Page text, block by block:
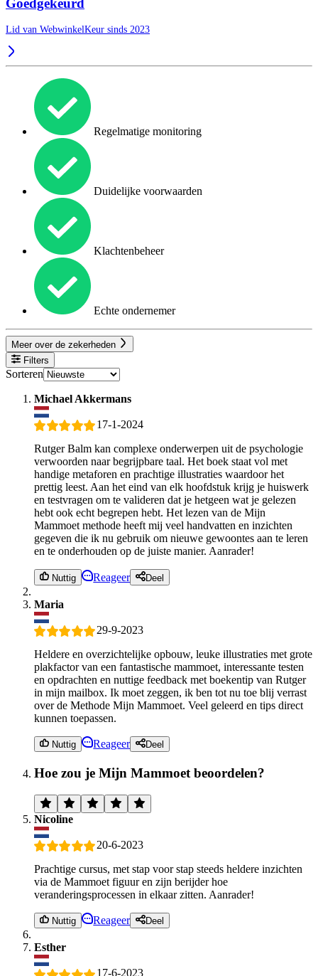
Lid van WebwinkelKeur sinds 2023
Regelmatige monitoring
Duidelijke voorwaarden
Klachtenbeheer
Echte ondernemer
Meer over de zekerheden
Filters
Sorteren
Michael Akkermans
17-1-2024
Rutger Balm kan complexe onderwerpen uit de psychologie
verwoorden naar begrijpbare taal. Het boek staat vol met
handige metaforen en prachtige illustraties waardoor het
prettig leest. Aan het eind van elk hoofdstuk krijg je huiswerk
en testvragen om te valideren dat je hetgeen wat je gelezen
hebt ook echt begrepen hebt. Het lezen van de Mijn
Mammoet methode heeft mij veel handvatten en inzichten
gegeven die ik nu gebruik om nieuwe gewoontes aan te leren
en te onderhouden op de juiste manier. Aanrader!
Nuttig Reageer Deel
Maria
29-9-2023
Heldere en overzichtelijke opbouw, leuke illustraties met grote
plakfactor van een fantastische mammoet, interessante testen
en opdrachten en nuttige feedback met boekentip van Rutger
in mijn mailbox. Ik moet zeggen, ik ben tot nu toe blij verrast
over de Methode Mijn Mammoet. Veel geleerd en tips direct
kunnen toepassen.
Nuttig Reageer Deel
Hoe zou je Mijn Mammoet beoordelen?
Nicoline
20-6-2023
Prachtige cursus, met stap voor stap steeds heldere inzichten
via de Mammoet figuur en zijn berijder hoe
veranderingsprocessen in elkaar zitten. Aanrader!
Nuttig Reageer Deel
Esther
17-6-2023